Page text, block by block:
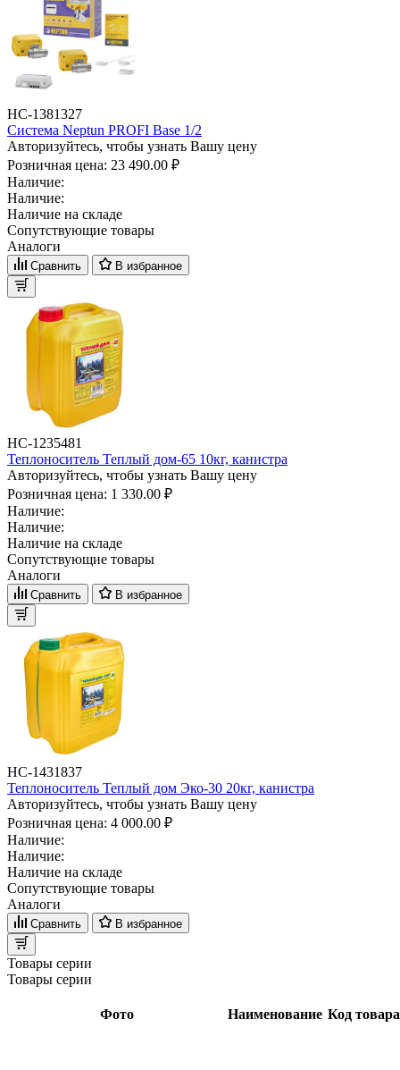
НС-1381327
Система Neptun PROFI Base 1/2
Авторизуйтесь, чтобы узнать Вашу цену
Розничная цена: 23 490.00 ₽
Наличие:
Наличие:
Наличие на складе
Сопутствующие товары
Аналоги
Сравнить В избранное
НС-1235481
Теплоноситель Теплый дом-65 10кг, канистра
Авторизуйтесь, чтобы узнать Вашу цену
Розничная цена: 1 330.00 ₽
Наличие:
Наличие:
Наличие на складе
Сопутствующие товары
Аналоги
Сравнить В избранное
НС-1431837
Теплоноситель Теплый дом Эко-30 20кг, канистра
Авторизуйтесь, чтобы узнать Вашу цену
Розничная цена: 4 000.00 ₽
Наличие:
Наличие:
Наличие на складе
Сопутствующие товары
Аналоги
Сравнить В избранное
Товары серии
Товары серии
Фото Наименование Код товара